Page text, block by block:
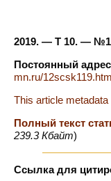
2019. — Т 10. — №1
Постоянный
mn.ru/
This article
Полный текст
239.3 Кбайт)
Ссылка для